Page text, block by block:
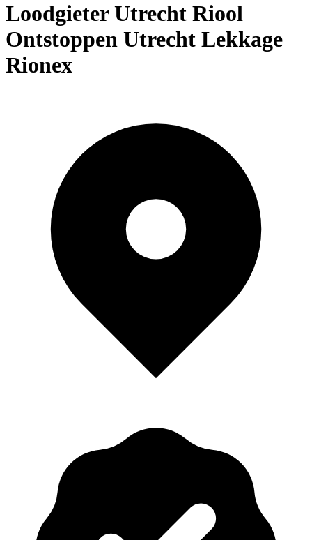
Loodgieter Utrecht Riool
Ontstoppen Utrecht Lekkage
Rionex